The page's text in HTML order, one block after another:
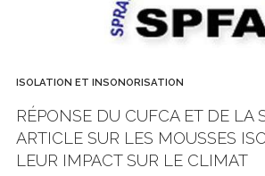
ISOLATION ET INSONORISATION
RÉPONSE DU CUFCA ET DE LA
ARTICLE SUR LES MOUSSES
LEUR IMPACT SUR LE CLIMAT